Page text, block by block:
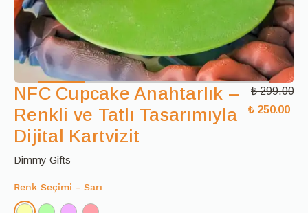
NFC Cupcake Anahtarlık –
Renkli ve Tatlı Tasarımıyla
Dijital Kartvizit
₺ 299.00
₺ 250.00
Dimmy Gifts
Renk Seçimi - Sarı